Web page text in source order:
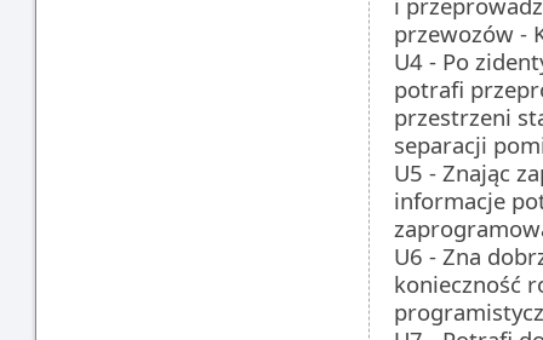
przewozów -
U4 - Po
potrafi
przestrzeni
separacji
U5 - Znając
informacje
U6 - Zna
konieczność